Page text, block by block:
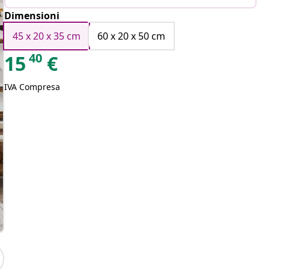
Verde
chiaro
Bianco Rosso
Tessuto
grigio
nuvola
Dimensioni
45 x 20 x 35 cm
60 x 20 x 50 cm
15 40 €
IVA Compresa